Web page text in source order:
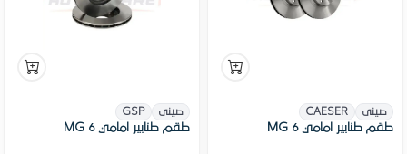
صينى CAESER
طقم طنابير امامي MG 6
صينى GSP
طقم طنابير امامي MG 6